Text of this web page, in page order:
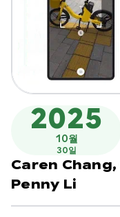
2025
10월
30일
Caren Chang,
Penny Li